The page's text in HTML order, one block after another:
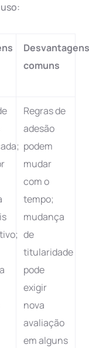
comuns
Regras de
adesão
podem
mudar
com o
tempo;
mudança
de
titularidade
pode
exigir
nova
avaliação
em alguns